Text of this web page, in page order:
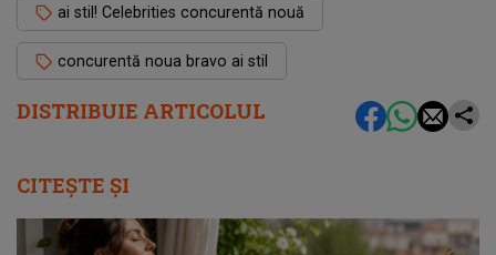
DISTRIBUIE ARTICOLUL
ai stil! Celebrities concurentă nouă
concurentă noua bravo ai stil
CITEȘTE ȘI